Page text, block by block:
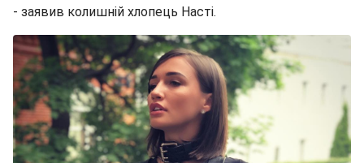
- заявив колишній хлопець Насті.